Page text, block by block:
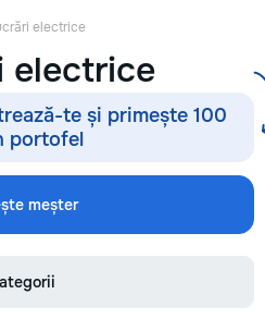
преподаватели
английскому
языку,
другим
проходит онлайн
интерактивной
использованием
electrice
electrice
te și primește 100
portofel
meșter